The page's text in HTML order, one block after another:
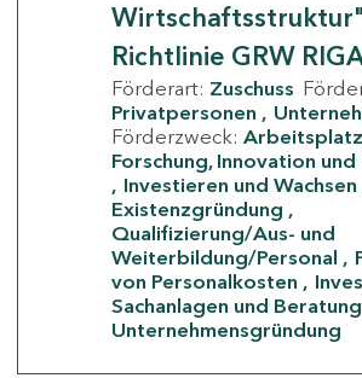
Richtlinie GRW
Förderart: Zuschuss
Privatpersonen
Förderzweck:
Forschung, Innovation
Investieren und Wachsen
Existenzgründung
Qualifizierung/Aus- und
Weiterbildung/Personal
von Personalkosten
Sachanlagen und Beratung
Unternehmensgründung